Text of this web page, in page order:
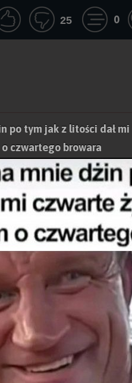
25 0
po tym jak z litości dał mi
czwartego browara